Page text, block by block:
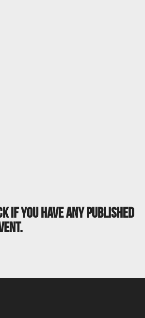
If You Have Any Published